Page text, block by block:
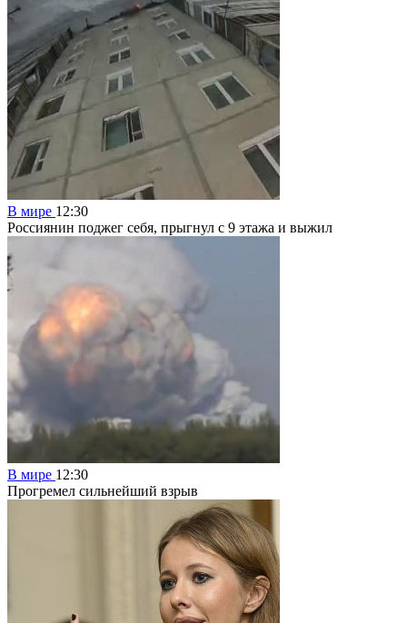
В мире 12:30
Россиянин поджег себя, прыгнул с 9 этажа и выжил
В мире 12:30
Прогремел сильнейший взрыв